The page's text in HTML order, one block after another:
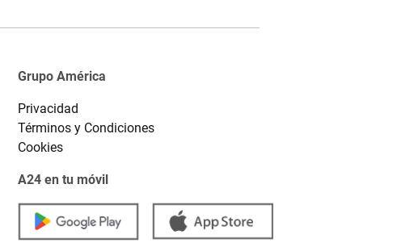
Grupo América
Privacidad
Términos y Condiciones
Cookies
A24 en tu móvil